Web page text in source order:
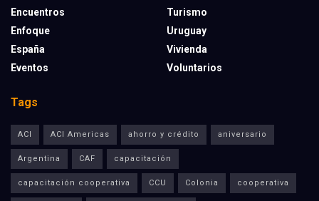
Encuentros
Enfoque
España
Eventos
Turismo
Uruguay
Vivienda
Voluntarios
Tags
ACI ACI Americas ahorro y crédito aniversario
Argentina CAF capacitación
capacitación cooperativa CCU Colonia cooperativa